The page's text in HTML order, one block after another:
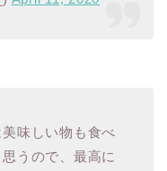
味しい物も食べ
うので、最高に